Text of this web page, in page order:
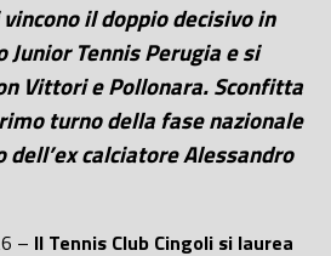
il doppio decisivo in
Tennis Perugia e si
Vittori e Pollonara. Sconfitta
turno della fase nazionale
dell’ex calciatore Alessandro
– Il Tennis Club Cingoli si laurea